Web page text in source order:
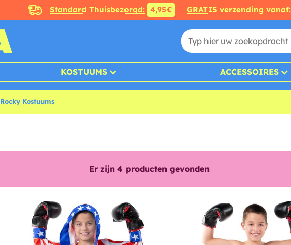
Standard Thuisbezorgd: 4,95€ GRATIS verzending vanaf:
KOSTUUMS ACCESSOIRES
Rocky Kostuums
Er zijn 4 producten gevonden